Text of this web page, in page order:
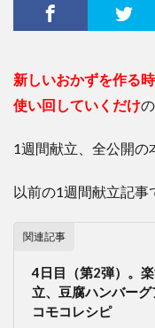
新しいおかずを作る
使い回していくだけの
1週間献立、全公開の
以前の1週間献立記事
関連記事
4日目（第2弾）。
立、豆腐ハンバー
コモコレシピ